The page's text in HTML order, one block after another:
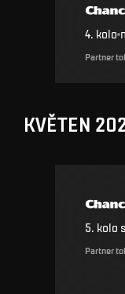
4. kolo
Partner
KVĚTEN
5. kolo
Partner